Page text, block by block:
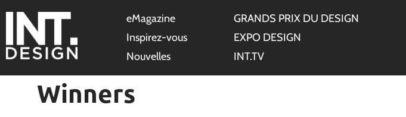
eMagazine
Inspirez-vous
Nouvelles
GRANDS PRIX DU DESIGN
EXPO DESIGN
INT.TV
Winners